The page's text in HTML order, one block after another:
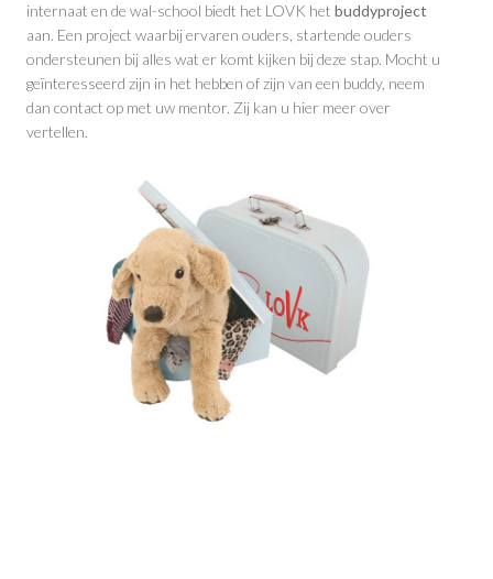
internaat en de wal-school biedt het LOVK het buddyproject
aan. Een project waarbij ervaren ouders, startende ouders
ondersteunen bij alles wat er komt kijken bij deze stap. Mocht u
geïnteresseerd zijn in het hebben of zijn van een buddy, neem
dan contact op met uw mentor. Zij kan u hier meer over
vertellen.